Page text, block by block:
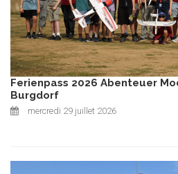
Ferienpass 2026 Abenteuer
Burgdorf
mercredi 29 juillet 2026